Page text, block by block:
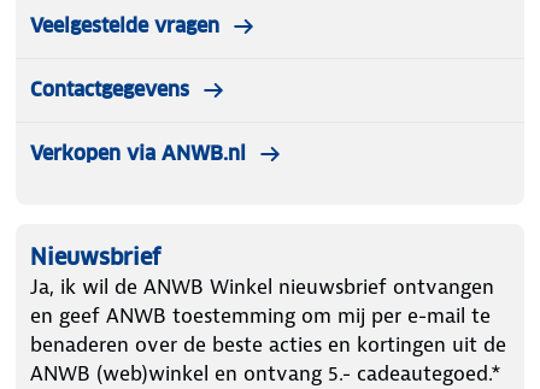
Veelgestelde vragen
Contactgegevens
Verkopen via ANWB.nl
Nieuwsbrief
Ja, ik wil de ANWB Winkel nieuwsbrief ontvangen
en geef ANWB toestemming om mij per e-mail te
benaderen over de beste acties en kortingen uit de
ANWB (web)winkel en ontvang 5.- cadeautegoed.*